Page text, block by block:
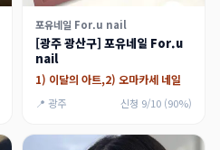
포유네일 For.u nail
[광주 광산구] 포유네일 For.u
nail
1) 이달의 아트,2) 오마카세 네일
📍 광주 신청 9/10 (90%)